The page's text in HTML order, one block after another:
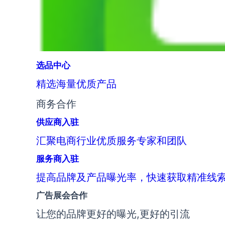
选品中心
精选海量优质产品
商务合作
供应商入驻
汇聚电商行业优质服务专家和团队
服务商入驻
提高品牌及产品曝光率，快速获取精准线
广告展会合作
让您的品牌更好的曝光,更好的引流